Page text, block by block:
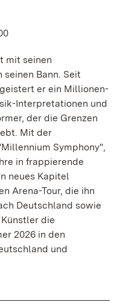
mit seinen
Bann. Seit
er ein Millionen-
Interpretationen und
der die Grenzen
Mit der
Symphony",
in frappierende
neues Kapitel
Arena-Tour, die ihn
Deutschland sowie
die
2026 in den
und